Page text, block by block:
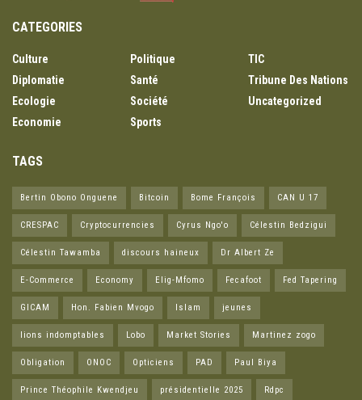
CATEGORIES
Culture
Diplomatie
Ecologie
Economie
Politique
Santé
Société
Sports
TIC
Tribune Des Nations
Uncategorized
TAGS
Bertin Obono Onguene Bitcoin Bome François CAN U 17
CRESPAC Cryptocurrencies Cyrus Ngo'o Célestin Bedzigui
Célestin Tawamba discours haineux Dr Albert Ze
E-Commerce Economy Elig-Mfomo Fecafoot Fed Tapering
GICAM Hon. Fabien Mvogo Islam jeunes
lions indomptables Lobo Market Stories Martinez zogo
Obligation ONOC Opticiens PAD Paul Biya
Prince Théophile Kwendjeu présidentielle 2025 Rdpc